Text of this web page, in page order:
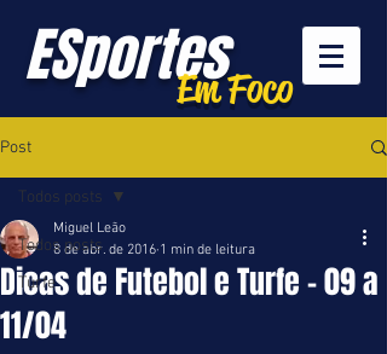
ESportesEm Foco
Post
Todos posts
Turfe
Todos posts
Dicas de Futebol e Turfe - 09 a
11/04
Miguel Leão
8 de abr. de 2016 1 min de leitura